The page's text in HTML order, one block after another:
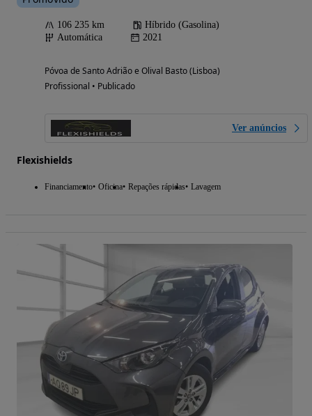
106 235 km
Híbrido (Gasolina)
Automática
2021
Póvoa de Santo Adrião e Olival Basto (Lisboa)
Profissional • Publicado
Ver anúncios
Flexishields
Financiamento Oficina Repações rápidas Lavagem